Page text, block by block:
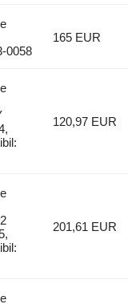
0058
165 EUR
120,97 EUR
201,61 EUR